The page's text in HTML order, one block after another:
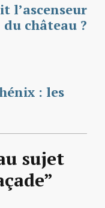
l’ascenseur
du château ?
: les
sujet